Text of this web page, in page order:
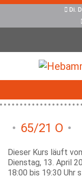
Di.
65/21 O
Dieser Kurs läuft
Dienstag, 13. April
18:00 bis 19:30 Uhr